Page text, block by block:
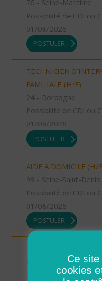
76 - Seine-Maritime
Possibilité de CDI ou
01/08/2026
POSTULER
TECHNICIEN
FAMILIALE (H/F)
24 - Dordogne
Possibilité de CDI ou
01/08/2026
POSTULER
AIDE A DOMICILE (H/
93 - Seine-Saint-Denis
Possibilité de CDI ou
01/08/2026
POSTULER
TECHNICIEN
FAMILIALE (H/F)
92 - Hauts-de-Seine
Ce
cookies